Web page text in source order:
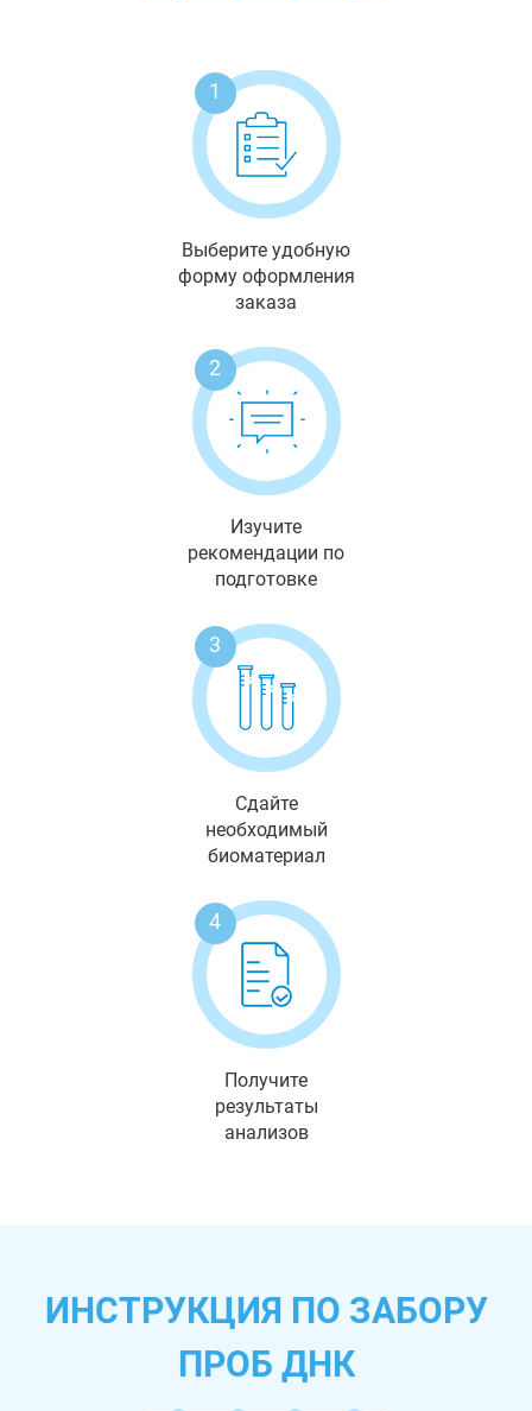
1
Выберите удобную
форму оформления
заказа
2
Изучите
рекомендации по
подготовке
3
Сдайте
необходимый
биоматериал
4
Получите
результаты
анализов
ИНСТРУКЦИЯ ПО ЗАБОРУ
ПРОБ ДНК